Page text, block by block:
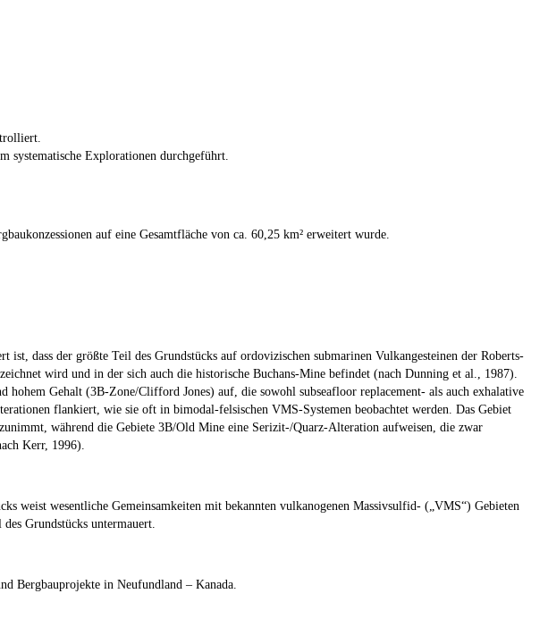
systematische Explorationen durchgeführt.
auf eine Gesamtfläche von ca. 60,25 km² erweitert wurde.
dass der größte Teil des Grundstücks auf ordovizischen submarinen Vulkangesteinen der Roberts-
wird und in der sich auch die historische Buchans-Mine befindet (nach Dunning et al., 1987).
Gehalt (3B-Zone/Clifford Jones) auf, die sowohl subseafloor replacement- als auch exhalative
flankiert, wie sie oft in bimodal-felsischen VMS-Systemen beobachtet werden. Das Gebiet
während die Gebiete 3B/Old Mine eine Serizit-/Quarz-Alteration aufweisen, die zwar
Kerr, 1996).
wesentliche Gemeinsamkeiten mit bekannten vulkanogenen Massivsulfid- („ VMS“) Gebieten
Grundstücks untermauert.
Bergbauprojekte in Neufundland – Kanada.